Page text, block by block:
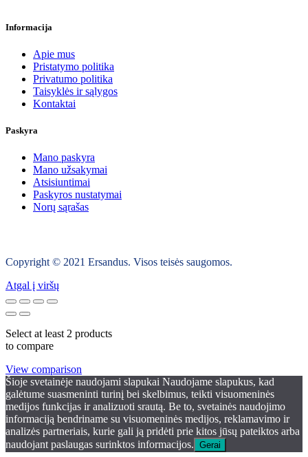
Informacija
Apie mus
Pristatymo politika
Privatumo politika
Taisyklės ir sąlygos
Kontaktai
Paskyra
Mano paskyra
Mano užsakymai
Atsisiuntimai
Paskyros nustatymai
Norų sąrašas
Copyright © 2021 Ersandus. Visos teisės saugomos.
Atgal į viršų
Select at least 2 products
to compare
View comparison
Šioje svetainėje naudojami slapukai Naudojame slapukus, kad
galėtume suasmeninti turinį bei skelbimus, teikti visuomeninės
medijos funkcijas ir analizuoti srautą. Be to, svetainės naudojimo
informaciją bendriname su visuomeninės medijos, reklamavimo ir
analizės partneriais, kurie gali ją pridėti prie kitos jūsų pateiktos arba
naudojant paslaugas surinktos informacijos. Gerai